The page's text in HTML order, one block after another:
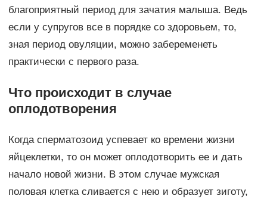
благоприятный период для зачатия малыша. Ведь
если у супругов все в порядке со здоровьем, то,
зная период овуляции, можно забеременеть
практически с первого раза.
Что происходит в случае
оплодотворения
Когда сперматозоид успевает ко времени жизни
яйцеклетки, то он может оплодотворить ее и дать
начало новой жизни. В этом случае мужская
половая клетка сливается с нею и образует зиготу,